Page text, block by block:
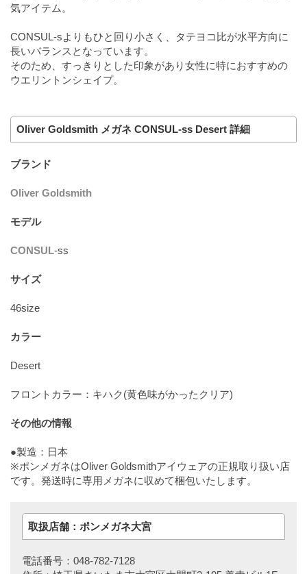
気アイテム。
CONSUL-sよりもひと回り小さく、タテヨコ比が水平方向に
長いバランスとなっています。
そのため、すっきりとした印象があり女性に特におすすめの
ウエリントンシェイプ。
Oliver Goldsmith メガネ CONSUL-ss Desert 詳細
ブランド
Oliver Goldsmith
モデル
CONSUL-ss
サイズ
46size
カラー
Desert
フロントカラー：キハク(黄色味がかったクリア)
その他の情報
●製造：日本
※ポンメガネはOliver Goldsmithアイウェアの正規取り扱い店
です。発送時に専用メガネに収めて梱包いたします。
取扱店舗：ポンメガネ大宮
電話番号：048-782-7128